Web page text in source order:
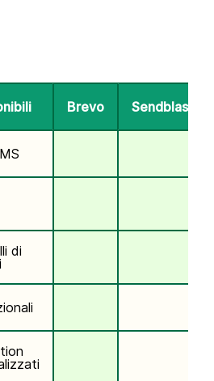
Brevo Sendblaster
di